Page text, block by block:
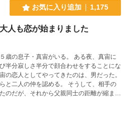
お気に入り追加 1,175
人も恋が始まりました
歳の息子・真宙がいる。 ある夜、真宙に
半分寂しさ半分で顔合わせをすることにな
の恋人としてやってきたのは、男だった。
と二人の仲を認める。 そうして、相手の
のだが、それから父親同士の距離が縮まっ
しく穏やかな恋の話。 あまり長くなら
くなってた（汗） 最後まで楽しんでい